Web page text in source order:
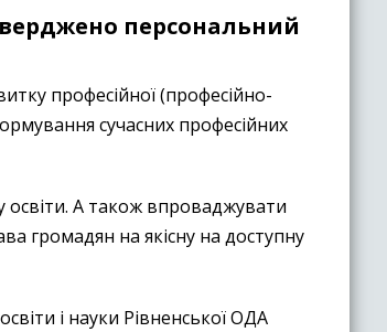
персональний
професійної (професійно-
сучасних професійних
освіти. А також впроваджувати
громадян на якісну на доступну
і науки Рівненської ОДА